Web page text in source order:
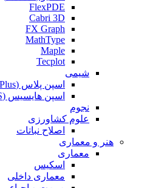
FlexPDE
Cabri 3D
FX Graph
MathType
Maple
Tecplot
شیمی
اسپن پلاس (Aspen Plus)
اسپن هایسیس (Aspen HYSYS)
نجوم
علوم کشاورزی
اصلاح نباتات
هنر و معماری
معماری
اسکیس
معماری داخلی